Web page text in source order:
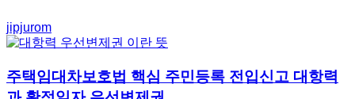
jipjurom
주택임대차보호법 핵심 주민등록 전입신고 대항력